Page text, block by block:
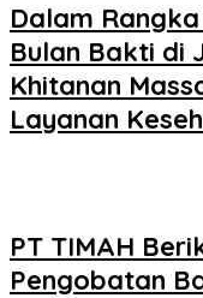
Dalam
Bulan Bakti di
Khitanan
Layanan
PT TIMAH
Pengobatan